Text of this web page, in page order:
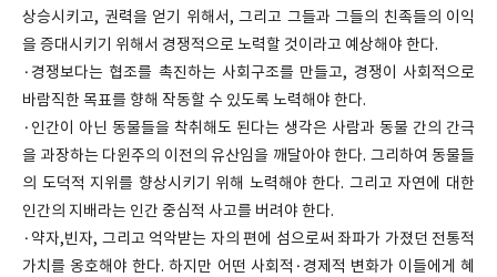
상승시키고, 권력을 얻기 위해서, 그리고 그들과 그들의 친족들의 이익
을 증대시키기 위해서 경쟁적으로 노력할 것이라고 예상해야 한다.
·경쟁보다는 협조를 촉진하는 사회구조를 만들고, 경쟁이 사회적으로
바람직한 목표를 향해 작동할 수 있도록 노력해야 한다.
·인간이 아닌 동물들을 착취해도 된다는 생각은 사람과 동물 간의 간극
을 과장하는 다윈주의 이전의 유산임을 깨달아야 한다. 그리하여 동물들
의 도덕적 지위를 향상시키기 위해 노력해야 한다. 그리고 자연에 대한
인간의 지배라는 인간 중심적 사고를 버려야 한다.
·약자,빈자, 그리고 억악받는 자의 편에 섬으로써 좌파가 가졌던 전통적
가치를 옹호해야 한다. 하지만 어떤 사회적·경제적 변화가 이들에게 혜